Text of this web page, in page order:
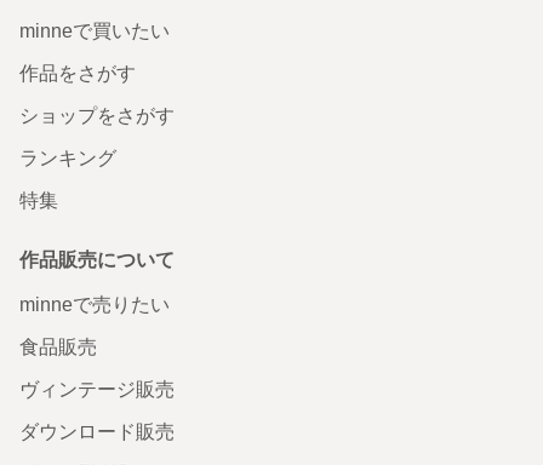
minneで買いたい
作品をさがす
ショップをさがす
ランキング
特集
作品販売について
minneで売りたい
食品販売
ヴィンテージ販売
ダウンロード販売